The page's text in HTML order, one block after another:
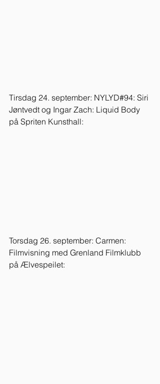
Tirsdag 24. september: NYLYD#94: Siri
Jøntvedt og Ingar Zach: Liquid Body
på Spriten Kunsthall:
Torsdag 26. september: Carmen:
Filmvisning med Grenland Filmklubb
på Ælvespeilet: